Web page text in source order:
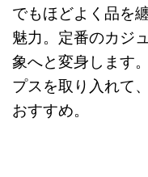
でもほどよく品を
魅力。定番のカジ
象へと変身します
プスを取り入れて
おすすめ。